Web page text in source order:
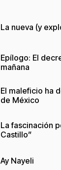
La nueva (y
Epílogo: El
mañana
El maleficio ha
de México
La fascinación
Castillo”
Ay Nayeli